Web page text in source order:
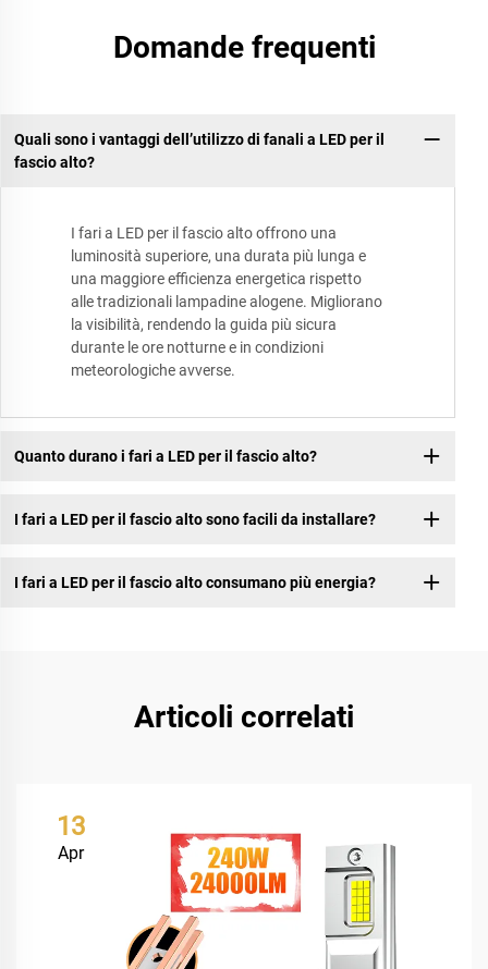
Domande frequenti
Quali sono i vantaggi dell’utilizzo di fanali a LED per il
fascio alto?
I fari a LED per il fascio alto offrono una
luminosità superiore, una durata più lunga e
una maggiore efficienza energetica rispetto
alle tradizionali lampadine alogene. Migliorano
la visibilità, rendendo la guida più sicura
durante le ore notturne e in condizioni
meteorologiche avverse.
Quanto durano i fari a LED per il fascio alto?
I fari a LED per il fascio alto sono facili da installare?
I fari a LED per il fascio alto consumano più energia?
Articoli correlati
13
Apr